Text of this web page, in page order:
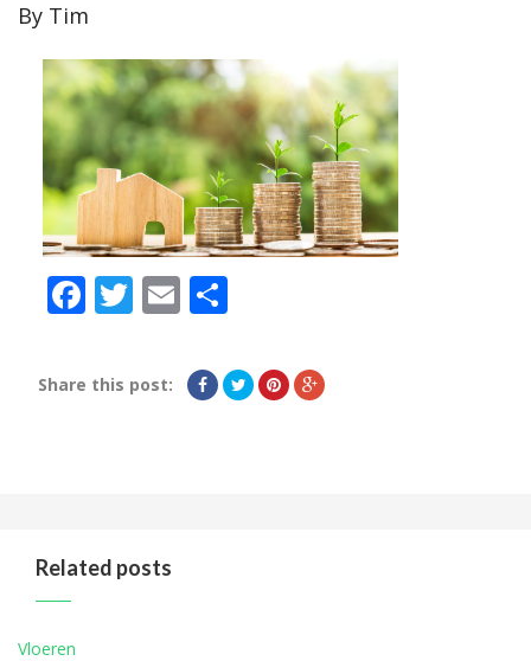
By Tim
Facebook
Twitter
EmailDelen
Share this post:
Related posts
Vloeren